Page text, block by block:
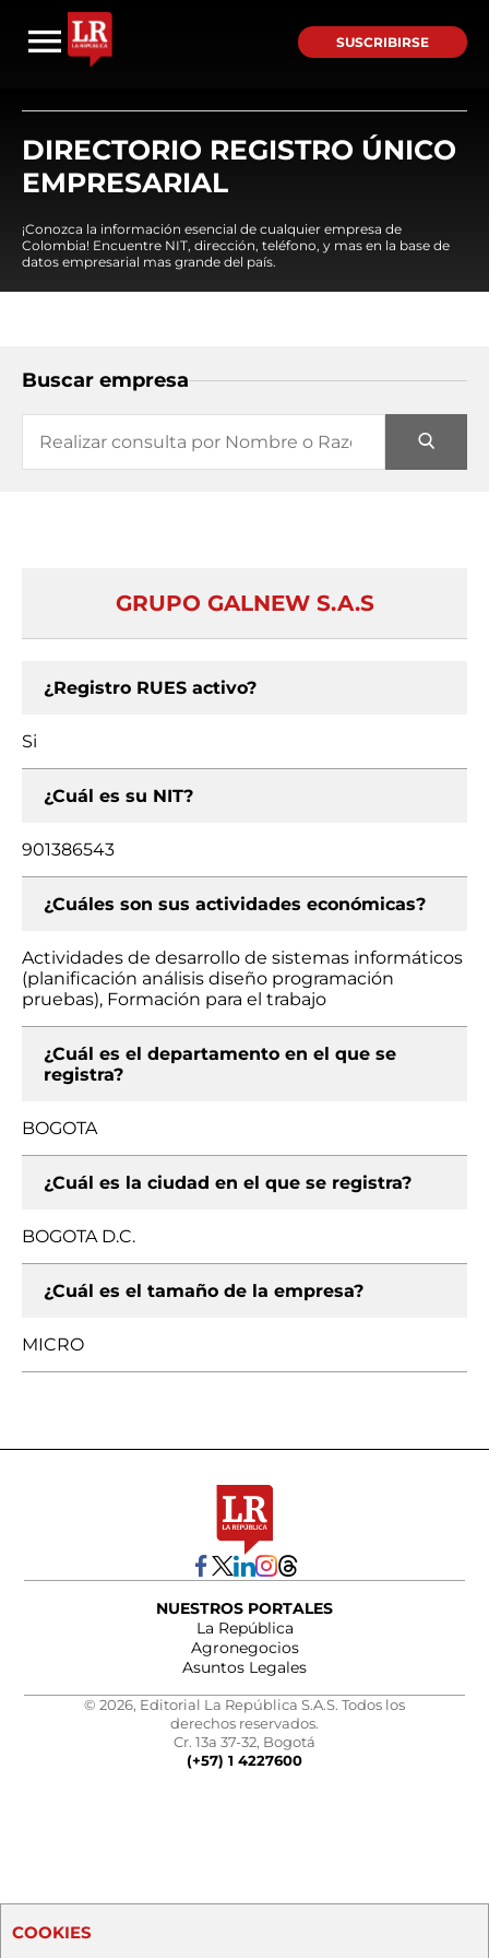
SUSCRIBIRSE
DIRECTORIO REGISTRO ÚNICO
EMPRESARIAL
¡Conozca la información esencial de cualquier empresa de
Colombia! Encuentre NIT, dirección, teléfono, y mas en la base de
datos empresarial mas grande del país.
Buscar empresa
GRUPO GALNEW S.A.S
¿Registro RUES activo?
Si
¿Cuál es su NIT?
901386543
¿Cuáles son sus actividades económicas?
Actividades de desarrollo de sistemas informáticos
(planificación análisis diseño programación
pruebas), Formación para el trabajo
¿Cuál es el departamento en el que se
registra?
BOGOTA
¿Cuál es la ciudad en el que se registra?
BOGOTA D.C.
¿Cuál es el tamaño de la empresa?
MICRO
NUESTROS PORTALES
La República
Agronegocios
Asuntos Legales
© 2026, Editorial La República S.A.S. Todos los
derechos reservados.
Cr. 13a 37-32, Bogotá
(+57) 1 4227600
COOKIES